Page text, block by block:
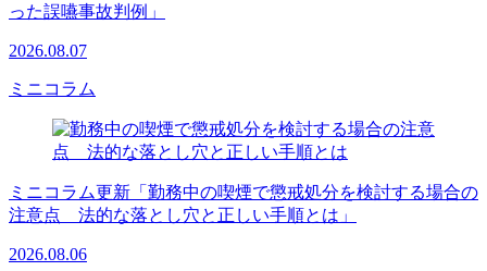
った誤嚥事故判例」
2026.08.07
ミニコラム
ミニコラム更新「勤務中の喫煙で懲戒処分を検討する場合の
注意点 法的な落とし穴と正しい手順とは」
2026.08.06